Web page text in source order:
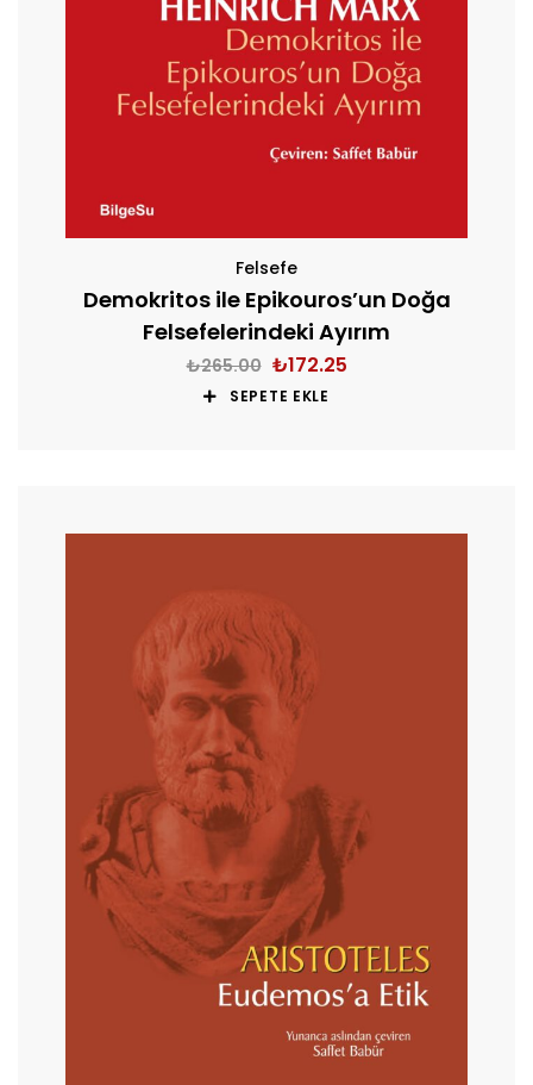
Felsefe
Demokritos ile Epikouros’un Doğa
Felsefelerindeki Ayırım
₺265.00 ₺172.25
SEPETE EKLE